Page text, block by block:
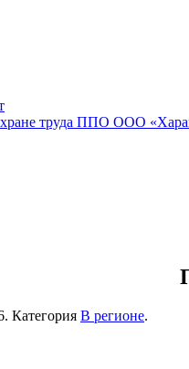
труда ППО ООО
. Категория В регионе.